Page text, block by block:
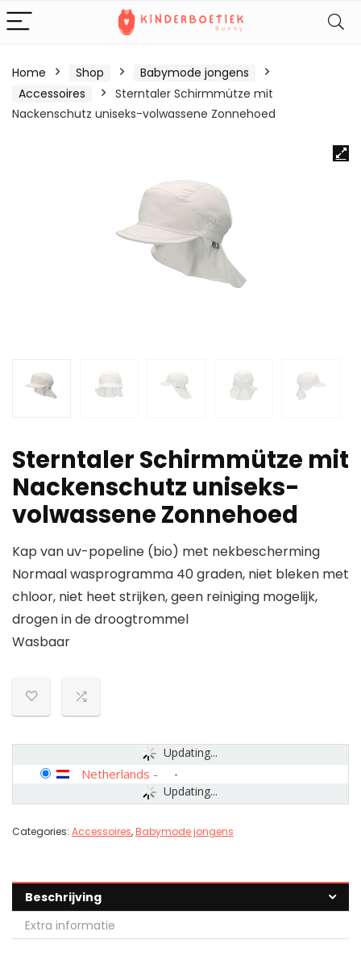
Home Shop
Babymode jongens
Accessoires
Sterntaler Schirmmütze mit
Nackenschutz uniseks-volwassene Zonnehoed
Sterntaler Schirmmütze mit
Nackenschutz uniseks-
volwassene Zonnehoed
Kap van uv-popeline (bio) met nekbescherming
Normaal wasprogramma 40 graden, niet bleken met
chloor, niet heet strijken, geen reiniging mogelijk,
drogen in de droogtrommel
Wasbaar
Updating...
Updating...
Netherlands -
Categories: Accessoires,Babymode jongens
Beschrijving
Extra informatie